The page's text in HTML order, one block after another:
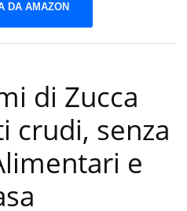
DA AMAZON
di Zucca
crudi, senza
e